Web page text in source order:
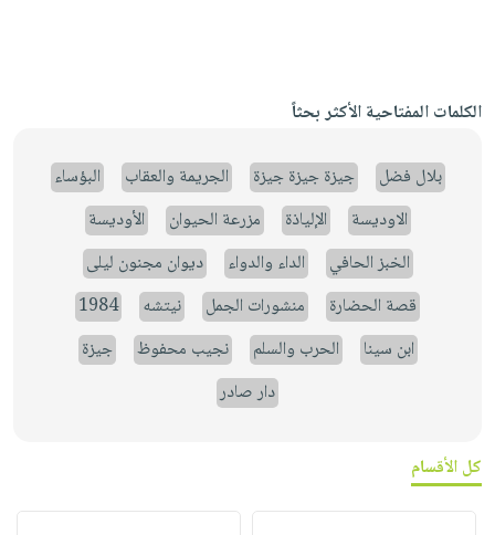
الكلمات المفتاحية الأكثر بحثاً
بلال فضل جيزة جيزة جيزة الجريمة والعقاب
البؤساء
الاوديسة
الإلياذة مزرعة الحيوان
الأوديسة
الخبز الحافي
الداء والدواء
ديوان مجنون ليلى
قصة الحضارة
منشورات الجمل نيتشه
1984
ابن سينا
الحرب والسلم نجيب محفوظ
جيزة
دار صادر
كل الأقسام